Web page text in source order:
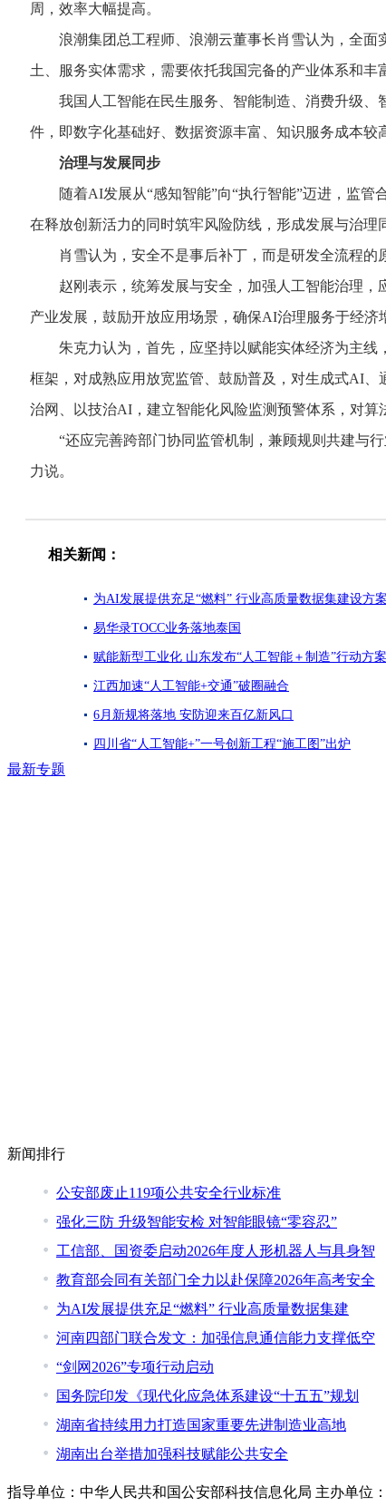
周，效率大幅提高。
浪潮集团总工程师、浪潮云董事长肖雪认为，全面实
土、服务实体需求，需要依托我国完备的产业体系和丰
我国人工智能在民生服务、智能制造、消费升级、
件，即数字化基础好、数据资源丰富、知识服务成本较
治理与发展同步
随着AI发展从“感知智能”向“执行智能”迈进，监管
在释放创新活力的同时筑牢风险防线，形成发展与治理
肖雪认为，安全不是事后补丁，而是研发全流程的原
赵刚表示，统筹发展与安全，加强人工智能治理，
产业发展，鼓励开放应用场景，确保AI治理服务于经
朱克力认为，首先，应坚持以赋能实体经济为主线
框架，对成熟应用放宽监管、鼓励普及，对生成式AI
治网、以技治AI，建立智能化风险监测预警体系，对算
“还应完善跨部门协同监管机制，兼顾规则共建与行
力说。
相关新闻：
为AI发展提供充足“燃料” 行业高质量数据集建设方
易华录TOCC业务落地泰国
赋能新型工业化 山东发布“人工智能＋制造”行动方案
江西加速“人工智能+交通”破圈融合
6月新规将落地 安防迎来百亿新风口
四川省“人工智能+”一号创新工程“施工图”出炉
最新专题
新闻排行
公安部废止119项公共安全行业标准
强化三防 升级智能安检 对智能眼镜“零容忍”
工信部、国资委启动2026年度人形机器人与具身智
教育部会同有关部门全力以赴保障2026年高考安全
为AI发展提供充足“燃料” 行业高质量数据集建
河南四部门联合发文：加强信息通信能力支撑低空
“剑网2026”专项行动启动
国务院印发《现代化应急体系建设“十五五”规划
湖南省持续用力打造国家重要先进制造业高地
湖南出台举措加强科技赋能公共安全
指导单位：中华人民共和国公安部科技信息化局 主办单位